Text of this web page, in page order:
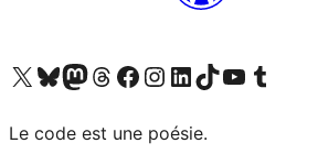
Visitez notre compte X (précédemment Twitter)
Visiter notre compte Bluesky
Visiter notre compte Mastodon
Visiter notre compte Threads
Consulter notre compte Facebook
Consulter notre compte Instagram
Consulter notre compte LinkedIn
Visiter notre compte TokTok
Visiter notre chaîne YouTube
Visiter notre compte Tumblr
Le code est une poésie.